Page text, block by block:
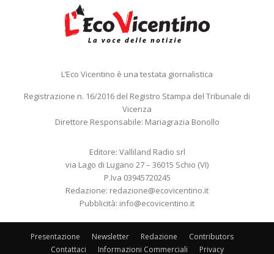
L’Eco Vicentino è una testata giornalistica
Registrazione n. 16/2016 del Registro Stampa del Tribunale di
Vicenza
Direttore Responsabile: Mariagrazia Bonollo
Editore: Valliland Radio srl
via Lago di Lugano 27 – 36015 Schio (VI)
P.Iva 03945720245
Redazione: redazione@ecovicentino.it
Pubblicità: info@ecovicentino.it
Presentazione Newsletter Redazione
Contributors
Contattaci
Informazioni Commerciali Privacy